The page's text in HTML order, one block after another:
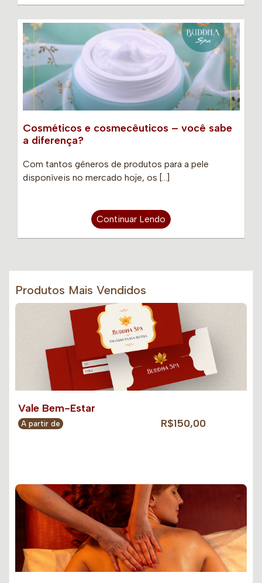
Cosméticos e cosmecêuticos – você sabe
a diferença?
Com tantos gêneros de produtos para a pele
disponíveis no mercado hoje, os […]
Continuar Lendo
Produtos Mais Vendidos
Vale Bem-Estar
A partir de R$150,00